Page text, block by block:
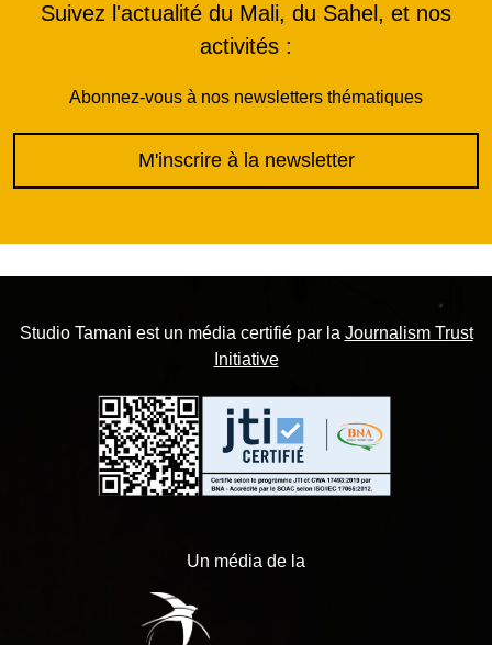
Suivez l'actualité du Mali, du Sahel, et nos
activités :
Abonnez-vous à nos newsletters thématiques
M'inscrire à la newsletter
Studio Tamani est un média certifié par la Journalism Trust
Initiative
Un média de la